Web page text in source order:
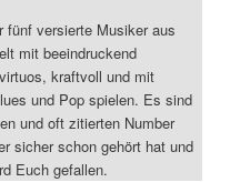
fünf versierte Musiker aus
mit beeindruckend
kraftvoll und mit
und Pop spielen. Es sind
und oft zitierten Number
sicher schon gehört hat und
Euch gefallen.